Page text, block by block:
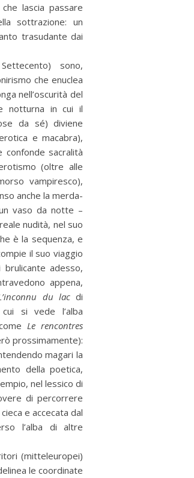
lascia passare
sottrazione: un
trasudante dai
sono,
che enuclea
nell’oscurità del
notturna in cui il
da sé) diviene
e macabra),
confonde sacralità
(oltre alle
vampiresco),
anche la merda-
vaso da notte –
nudità, nel suo
è la sequenza, e
il suo viaggio
adesso,
appena,
du lacdi
si vede l’alba
Le rencontres
prossimamente):
magari la
della poetica,
nel lessico di
di percorrere
e accecata dal
l’alba di altre
(mitteleuropei)
le coordinate